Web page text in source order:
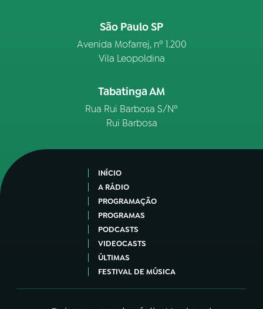
São Paulo SP
Avenida Mofarrej, nº 1.200
Vila Leopoldina
Tabatinga AM
Rua Rui Barbosa S/Nº
Rui Barbosa
INÍCIO
A RÁDIO
PROGRAMAÇÃO
PROGRAMAS
PODCASTS
VIDEOCASTS
ÚLTIMAS
FESTIVAL DE MÚSICA